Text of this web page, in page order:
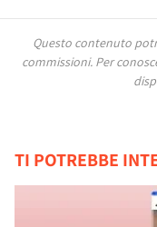
Questo contenuto
commissioni. Per
TI POTREBBE